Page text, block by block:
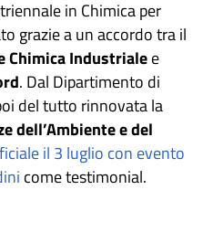
in Chimica per
grazie a un accordo tra il
Chimica Industrialee
. Dal Dipartimento di
del tutto rinnovata la
dell’Ambiente e del
il 3 luglio con evento
come testimonial.